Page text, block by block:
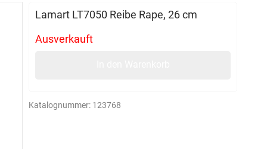
Lamart LT7050 Reibe Rape, 26 cm
Ausverkauft
Katalognummer: 123768